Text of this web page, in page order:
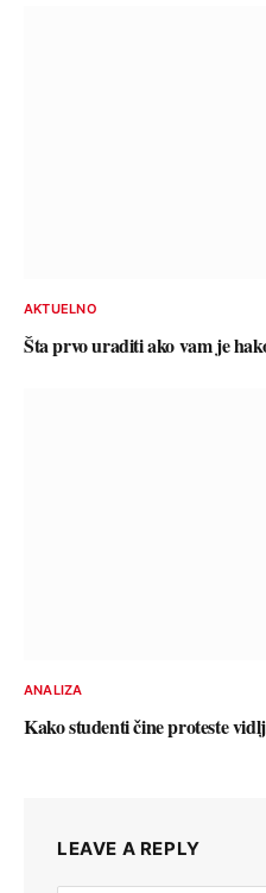
AKTUELNO
Šta prvo uraditi ako vam je
ANALIZA
Kako studenti čine proteste
LEAVE A REPLY